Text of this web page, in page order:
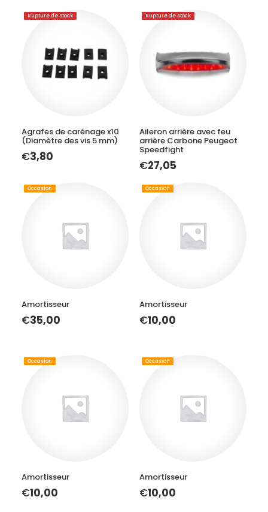
Agrafes de carénage x10
(Diamètre des vis 5 mm)
€3,80
Rupture de stock
Aileron arrière avec feu
arrière Carbone Peugeot
Speedfight
€27,05
Rupture de stock
Amortisseur
€35,00
Occasion
Amortisseur
€10,00
Occasion
Amortisseur
€10,00
Occasion
Amortisseur
€10,00
Occasion